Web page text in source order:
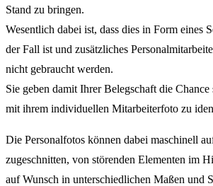
Stand zu bringen.
Wesentlich dabei ist, dass dies in Form eines
der Fall ist und zusätzliches
nicht gebraucht werden.
Sie geben damit Ihrer Belegschaft die
mit ihrem individuellen Mitarbeiterfoto zu
Die Personalfotos können dabei maschinell
zugeschnitten, von störenden Elementen im
auf Wunsch in unterschiedlichen Maßen und